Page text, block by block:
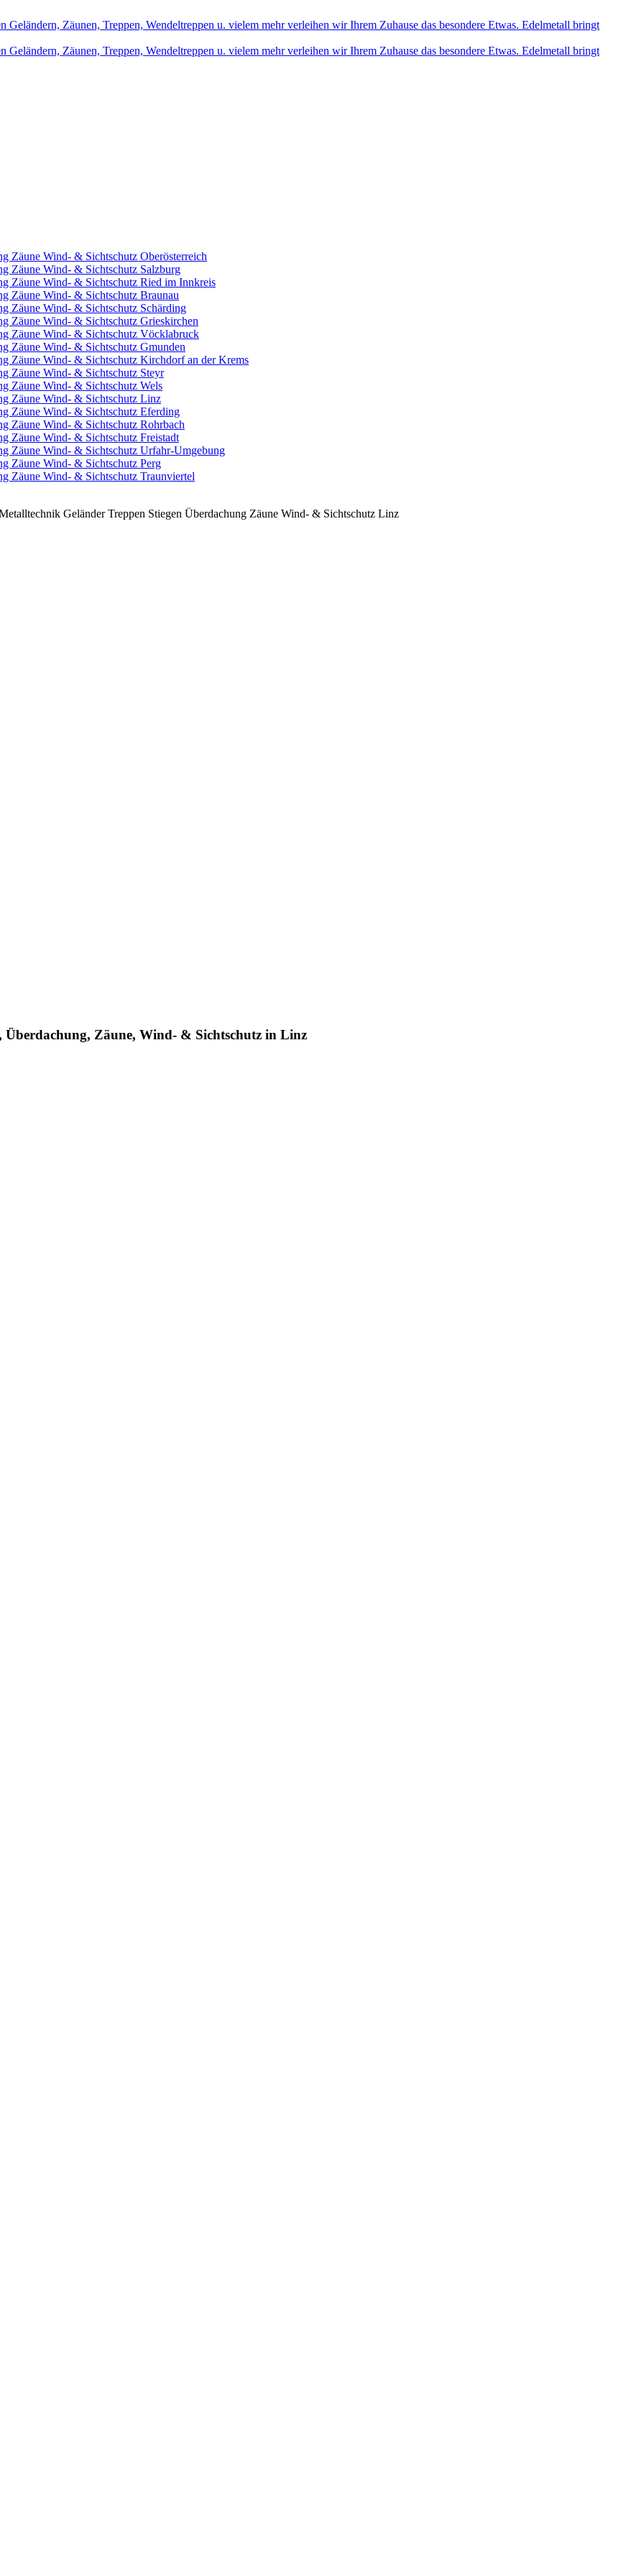
Zäune Wind- & Sichtschutz Oberösterreich
Zäune Wind- & Sichtschutz Salzburg
Zäune Wind- & Sichtschutz Ried im Innkreis
Zäune Wind- & Sichtschutz Braunau
Zäune Wind- & Sichtschutz Schärding
Zäune Wind- & Sichtschutz Grieskirchen
Zäune Wind- & Sichtschutz Vöcklabruck
Zäune Wind- & Sichtschutz Gmunden
Zäune Wind- & Sichtschutz Kirchdorf an der Krems
Zäune Wind- & Sichtschutz Steyr
Zäune Wind- & Sichtschutz Wels
Zäune Wind- & Sichtschutz Linz
Zäune Wind- & Sichtschutz Eferding
Zäune Wind- & Sichtschutz Rohrbach
Zäune Wind- & Sichtschutz Freistadt
Zäune Wind- & Sichtschutz Urfahr-Umgebung
Zäune Wind- & Sichtschutz Perg
Zäune Wind- & Sichtschutz Traunviertel
Geländer Treppen Stiegen Überdachung Zäune Wind- & Sichtschutz Linz
Zäune, Wind- & Sichtschutz in Linz